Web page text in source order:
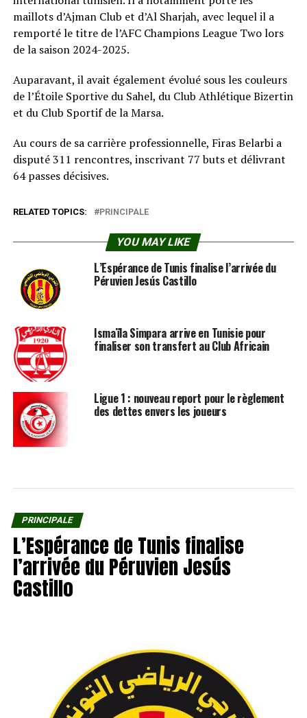
maillots d’Ajman Club et d’Al Sharjah, avec lequel il a
remporté le titre de l’AFC Champions League Two lors
de la saison 2024-2025.
Auparavant, il avait également évolué sous les couleurs
de l’Étoile Sportive du Sahel, du Club Athlétique Bizertin
et du Club Sportif de la Marsa.
Au cours de sa carrière professionnelle, Firas Belarbi a
disputé 311 rencontres, inscrivant 77 buts et délivrant
64 passes décisives.
RELATED TOPICS: PRINCIPALE
YOU MAY LIKE
L’Espérance de Tunis finalise l’arrivée du
Péruvien Jesús Castillo
Ismaïla Simpara arrive en Tunisie pour
finaliser son transfert au Club Africain
Ligue 1 : nouveau report pour le règlement
des dettes envers les joueurs
PRINCIPALE
L’Espérance de Tunis finalise
l’arrivée du Péruvien Jesús
Castillo